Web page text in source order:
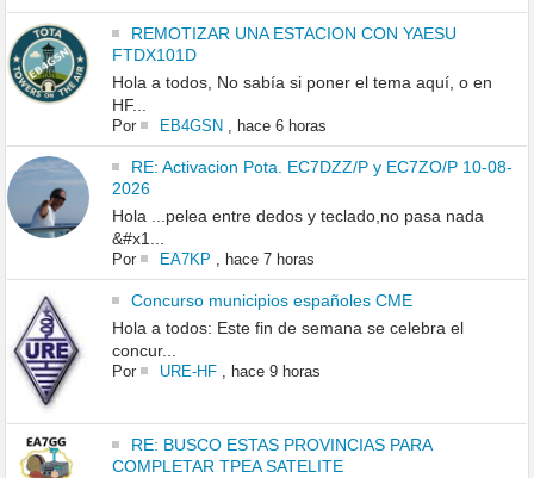
REMOTIZAR UNA ESTACION CON YAESU
FTDX101D
Hola a todos, No sabía si poner el tema aquí, o en
HF...
Por EB4GSN, hace 6 horas
RE: Activacion Pota. EC7DZZ/P y EC7ZO/P 10-08-
2026
Hola ...pelea entre dedos y teclado,no pasa nada
&#x1...
Por EA7KP hace 7 horas
Concurso municipios españoles CME
Hola a todos: Este fin de semana se celebra el
concur...
Por URE-HF, hace 9 horas
RE: BUSCO ESTAS PROVINCIAS PARA
COMPLETAR TPEA SATELITE